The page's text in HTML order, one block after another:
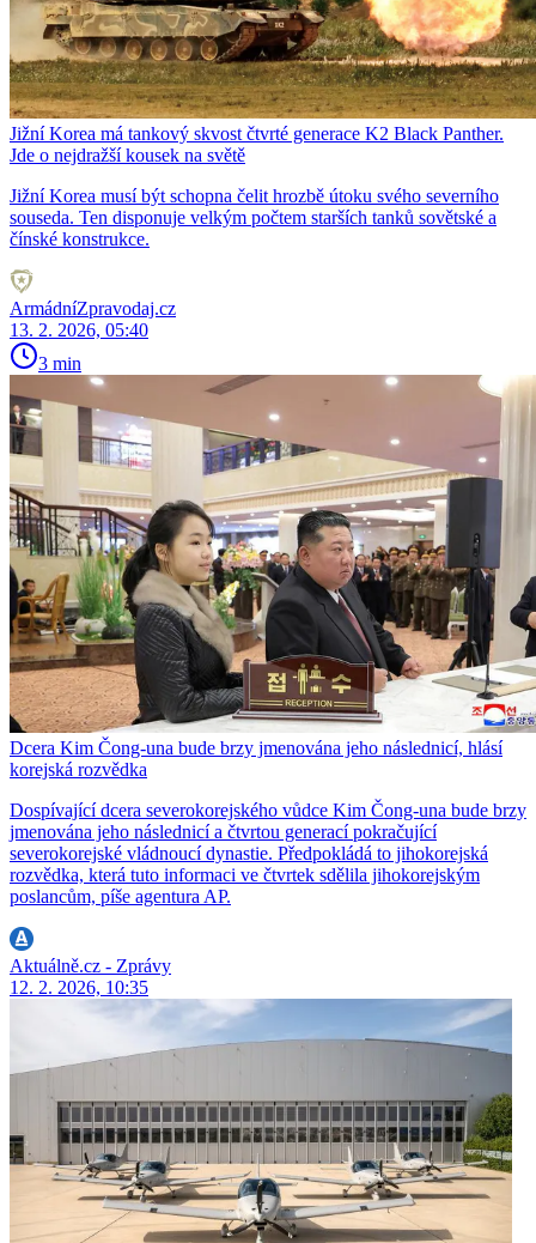
Jižní Korea má tankový skvost čtvrté generace K2 Black Panther.
Jde o nejdražší kousek na světě
Jižní Korea musí být schopna čelit hrozbě útoku svého severního
souseda. Ten disponuje velkým počtem starších tanků sovětské a
čínské konstrukce.
ArmádníZpravodaj.cz
13. 2. 2026, 05:40
3 min
Dcera Kim Čong-una bude brzy jmenována jeho následnicí, hlásí
korejská rozvědka
Dospívající dcera severokorejského vůdce Kim Čong-una bude brzy
jmenována jeho následnicí a čtvrtou generací pokračující
severokorejské vládnoucí dynastie. Předpokládá to jihokorejská
rozvědka, která tuto informaci ve čtvrtek sdělila jihokorejským
poslancům, píše agentura AP.
Aktuálně.cz - Zprávy
12. 2. 2026, 10:35